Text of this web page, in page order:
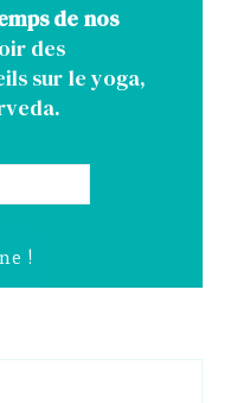
de nos
des
sur le yoga,